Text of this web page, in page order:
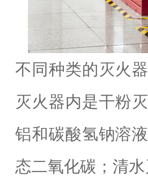
不同种类的灭火
灭火器内是干粉
铝和碳酸氢钠溶
态二氧化碳；清